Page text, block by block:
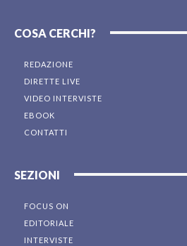
COSA CERCHI?
REDAZIONE
DIRETTE LIVE
VIDEO INTERVISTE
EBOOK
CONTATTI
SEZIONI
FOCUS ON
EDITORIALE
INTERVISTE